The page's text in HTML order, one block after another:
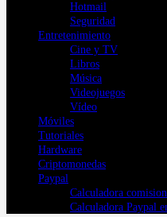
Hotmail
Seguridad
Entretenimiento
Cine y TV
Libros
Música
Videojuegos
Vídeo
Móviles
Tutoriales
Hardware
Criptomonedas
Paypal
Calculadora
Calculadora Paypal